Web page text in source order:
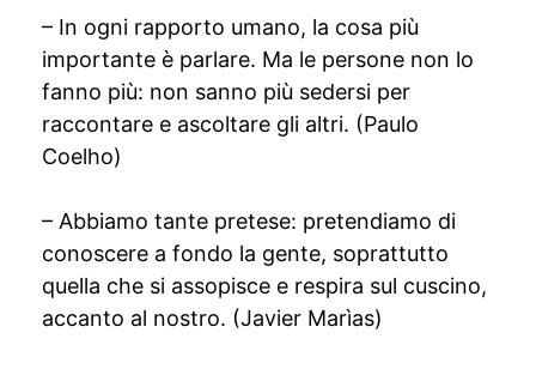
– In ogni rapporto umano, la cosa più
importante è parlare. Ma le persone non lo
fanno più: non sanno più sedersi per
raccontare e ascoltare gli altri. (Paulo
Coelho)
– Abbiamo tante pretese: pretendiamo di
conoscere a fondo la gente, soprattutto
quella che si assopisce e respira sul cuscino,
accanto al nostro. (Javier Marìas)